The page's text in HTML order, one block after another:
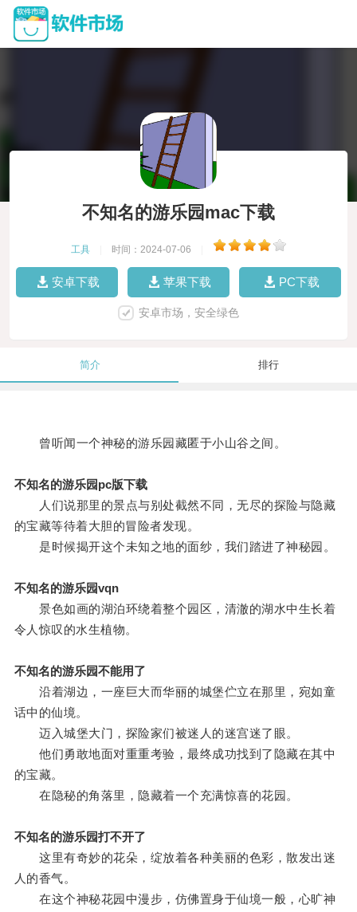
不知名的游乐园mac下载
工具 时间：2024-07-06
安卓下载 苹果下载 PC下载
安卓市场，安全绿色
简介 排行
曾听闻一个神秘的游乐园藏匿于小山谷之间。
不知名的游乐园pc版下载
人们说那里的景点与别处截然不同，无尽的探险与隐藏
的宝藏等待着大胆的冒险者发现。
是时候揭开这个未知之地的面纱，我们踏进了神秘园。
不知名的游乐园vqn
景色如画的湖泊环绕着整个园区，清澈的湖水中生长着
令人惊叹的水生植物。
不知名的游乐园不能用了
沿着湖边，一座巨大而华丽的城堡伫立在那里，宛如童
话中的仙境。
迈入城堡大门，探险家们被迷人的迷宫迷了眼。
他们勇敢地面对重重考验，最终成功找到了隐藏在其中
的宝藏。
在隐秘的角落里，隐藏着一个充满惊喜的花园。
不知名的游乐园打不开了
这里有奇妙的花朵，绽放着各种美丽的色彩，散发出迷
人的香气。
在这个神秘花园中漫步，仿佛置身于仙境一般，心旷神